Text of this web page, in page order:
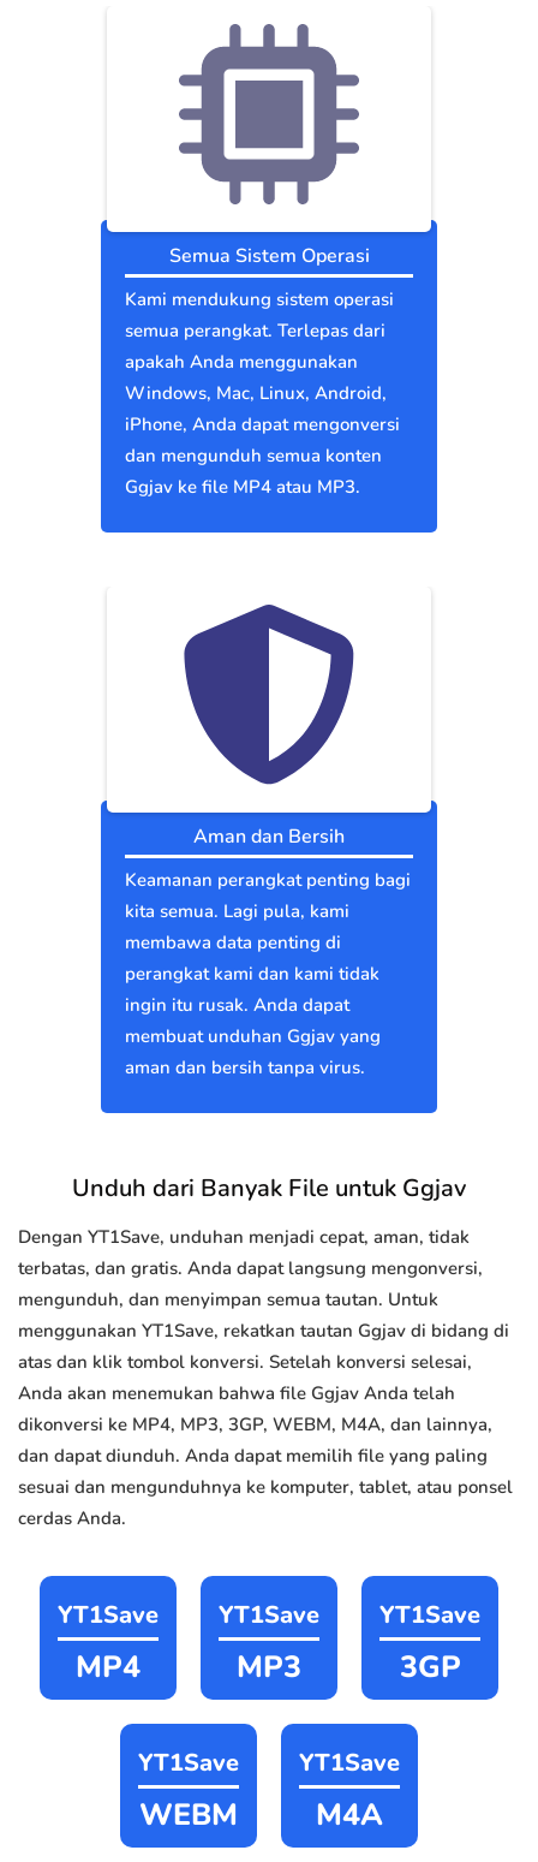
Semua Sistem Operasi
Kami mendukung sistem operasi
semua perangkat. Terlepas dari
apakah Anda menggunakan
Windows, Mac, Linux, Android,
iPhone, Anda dapat mengonversi
dan mengunduh semua konten
Ggjav ke file MP4 atau MP3.
Aman dan Bersih
Keamanan perangkat penting bagi
kita semua. Lagi pula, kami
membawa data penting di
perangkat kami dan kami tidak
ingin itu rusak. Anda dapat
membuat unduhan Ggjav yang
aman dan bersih tanpa virus.
Unduh dari Banyak File untuk Ggjav
Dengan YT1Save, unduhan menjadi cepat, aman, tidak
terbatas, dan gratis. Anda dapat langsung mengonversi,
mengunduh, dan menyimpan semua tautan. Untuk
menggunakan YT1Save, rekatkan tautan Ggjav di bidang di
atas dan klik tombol konversi. Setelah konversi selesai,
Anda akan menemukan bahwa file Ggjav Anda telah
dikonversi ke MP4, MP3, 3GP, WEBM, M4A, dan lainnya,
dan dapat diunduh. Anda dapat memilih file yang paling
sesuai dan mengunduhnya ke komputer, tablet, atau ponsel
cerdas Anda.
YT1Save
MP4
YT1Save
MP3
YT1Save
3GP
YT1Save
WEBM
YT1Save
M4A